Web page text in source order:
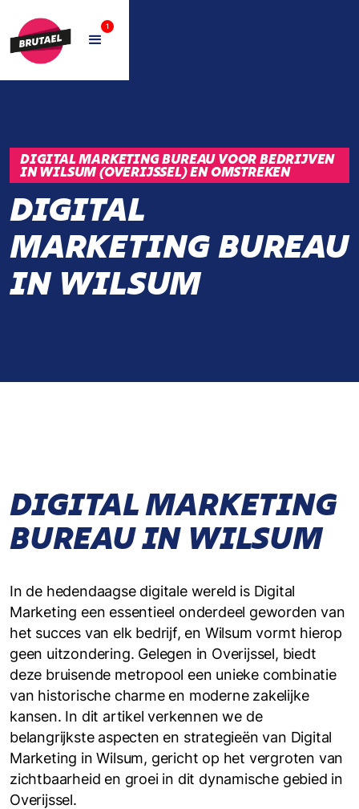
1
DIGITAL MARKETING BUREAU VOOR BEDRIJVEN
IN WILSUM (OVERIJSSEL) EN OMSTREKEN
DIGITAL
MARKETING BUREAU
IN WILSUM
DIGITAL MARKETING
BUREAU IN WILSUM
In de hedendaagse digitale wereld is Digital
Marketing een essentieel onderdeel geworden van
het succes van elk bedrijf, en Wilsum vormt hierop
geen uitzondering. Gelegen in Overijssel, biedt
deze bruisende metropool een unieke combinatie
van historische charme en moderne zakelijke
kansen. In dit artikel verkennen we de
belangrijkste aspecten en strategieën van Digital
Marketing in Wilsum, gericht op het vergroten van
zichtbaarheid en groei in dit dynamische gebied in
Overijssel.